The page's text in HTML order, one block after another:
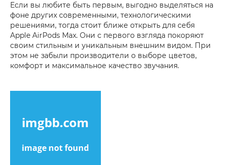
Если вы любите быть первым, выгодно выделяться на
фоне других современными, технологическими
решениями, тогда стоит ближе открыть для себя
Apple AirPods Max. Они с первого взгляда покоряют
своим стильным и уникальным внешним видом. При
этом не забыли производители о выборе цветов,
комфорт и максимальное качество звучания.